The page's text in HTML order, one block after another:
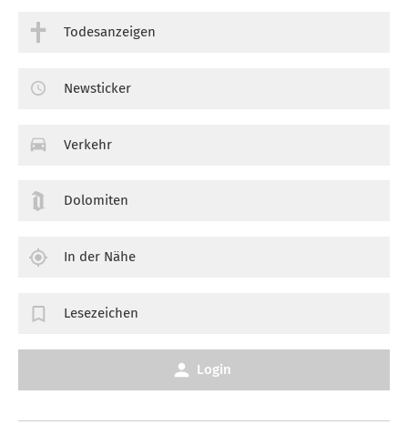
Todesanzeigen
Newsticker
Verkehr
Dolomiten
In der Nähe
Lesezeichen
Login